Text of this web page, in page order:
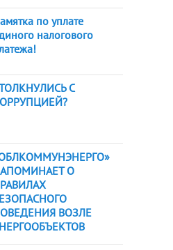
по уплате
налогового
С
О
ВОЗЛЕ